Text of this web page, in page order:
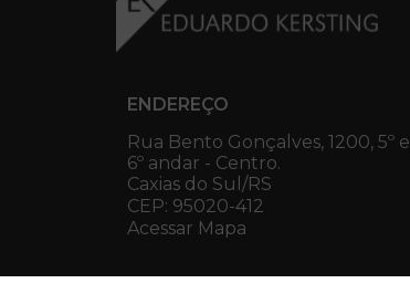
ENDEREÇO
Rua Bento Gonçalves, 1200, 5º e
6º andar - Centro.
Caxias do Sul/RS
CEP: 95020-412
Acessar Mapa